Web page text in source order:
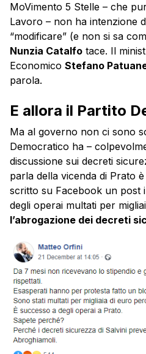
MoVimento 5 Stelle – che
Lavoro – non ha intenzione
“modificare” (e non si sa
Nunzia Catalfo tace. Il
Economico Stefano
parola.
E allora il Partito
Ma al governo non ci sono
Democratico ha –
discussione sui decreti
parla della vicenda di Prato è
scritto su Facebook un post
degli operai multati per
l’abrogazione dei decreti